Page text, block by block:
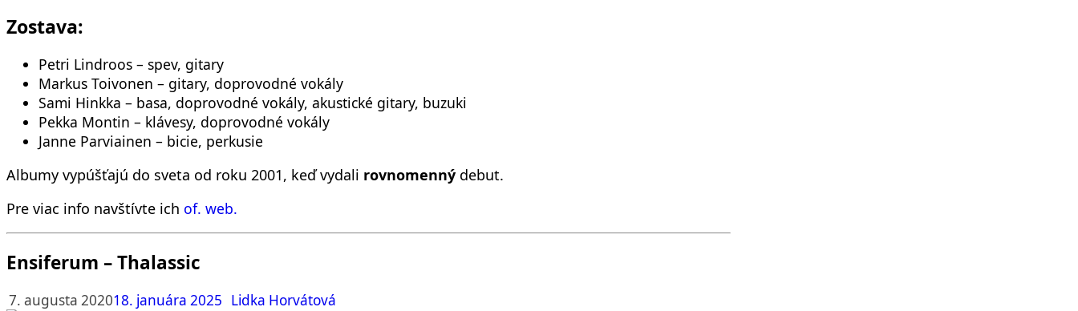
Zostava:
Petri Lindroos – spev, gitary
Markus Toivonen – gitary, doprovodné vokály
Sami Hinkka – basa, doprovodné vokály, akustické gitary, buzuki
Pekka Montin – klávesy, doprovodné vokály
Janne Parviainen – bicie, perkusie
Albumy vypúšťajú do sveta od roku 2001, keď vydali rovnomenný debut.
Pre viac info navštívte ich of. web.
Ensiferum – Thalassic
7. augusta 202018. januára 2025 Lidka Horvátová